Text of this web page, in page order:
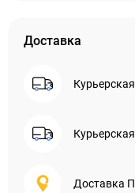
Доставка
Доставка